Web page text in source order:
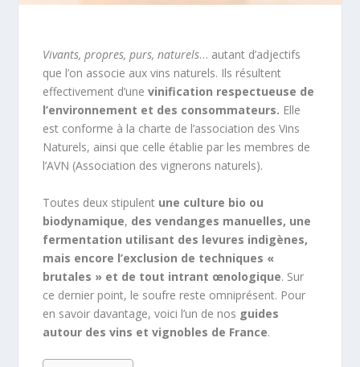
Vivants, propres, purs, naturels… autant d’adjectifs
que l’on associe aux vins naturels. Ils résultent
effectivement d’unevinification respectueuse de
l’environnement et des consommateurs. Elle
est conforme à la charte de l’association des Vins
Naturels, ainsi que celle établie par les membres de
l’AVN (Association des vignerons naturels).
Toutes deux stipulent une culture bio ou
biodynamique, des vendanges manuelles, une
fermentation utilisant des levures indigènes,
mais encore l’exclusion de techniques «
brutales » et de tout intrant œnologique. Sur
ce dernier point, le soufre reste omniprésent. Pour
en savoir davantage, voici l’un de nos guides
autour des vins et vignobles de France.